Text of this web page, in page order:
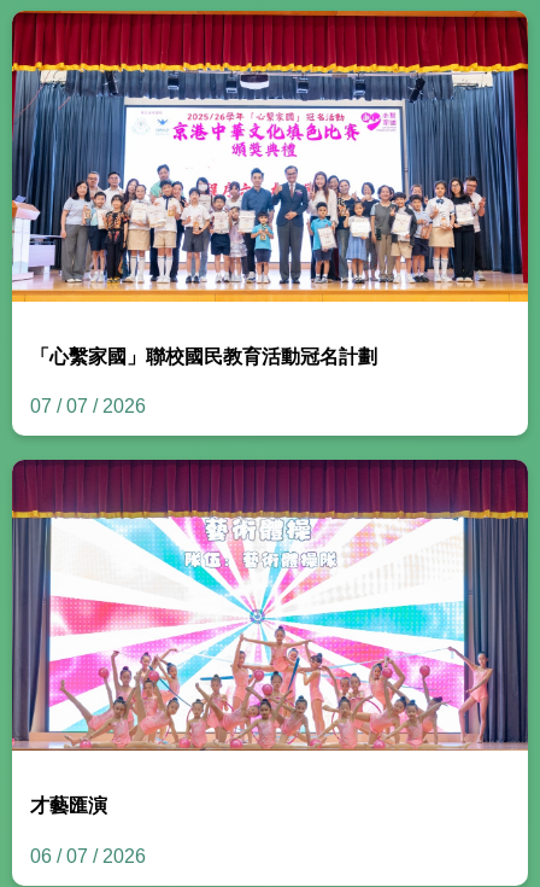
「心繫家國」聯校國民教育活動冠名計劃
07 / 07 / 2026
才藝匯演
06 / 07 / 2026